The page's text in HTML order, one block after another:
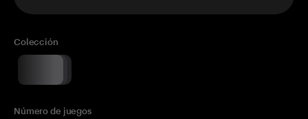
Colección
Número de juegos